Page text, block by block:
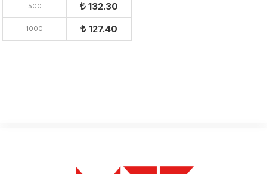
500 132.30
1000 127.40